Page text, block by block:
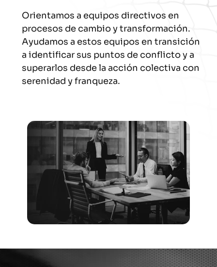
Orientamos a equipos directivos en
procesos de cambio y transformación.
Ayudamos a estos equipos en transición
a identificar sus puntos de conflicto y a
superarlos desde la acción colectiva con
serenidad y franqueza.